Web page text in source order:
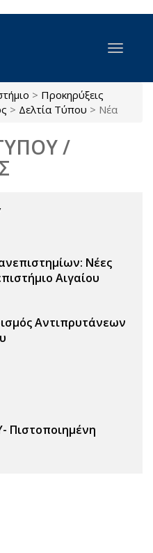
Toggle
> Προκηρύξεις
> Δελτία Τύπου > Νέα
/
Νέες
Αιγαίου
Αντιπρυτάνεων
Πιστοποιημένη